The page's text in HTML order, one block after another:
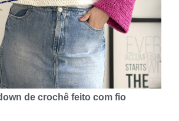
de crochê feito com fio